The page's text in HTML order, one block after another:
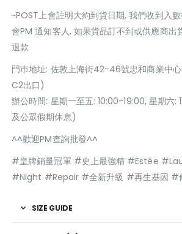
~POST上會註明大約到貨日期, 我們收到入
會PM 通知客人, 如果貨品訂不到或供應商出
退款
門巿地址: 佐敦上海街42-46號忠和商業中
C2出口)
辦公時間: 星期一至五: 10:00-19:00, 星期六:
及公眾假期休息)
^^歡迎PM查詢批發^^
#皇牌銷量冠軍 #史上最強精 #Estée
#Night #Repair #全新升級 #再生基因 #
SIZE GUIDE